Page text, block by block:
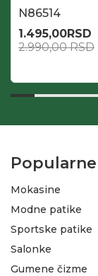
N86514
1.495,00RSD
2.990,00RSD
Mokasine
Modne patike
Sportske patike
Salonke
Gumene čizme